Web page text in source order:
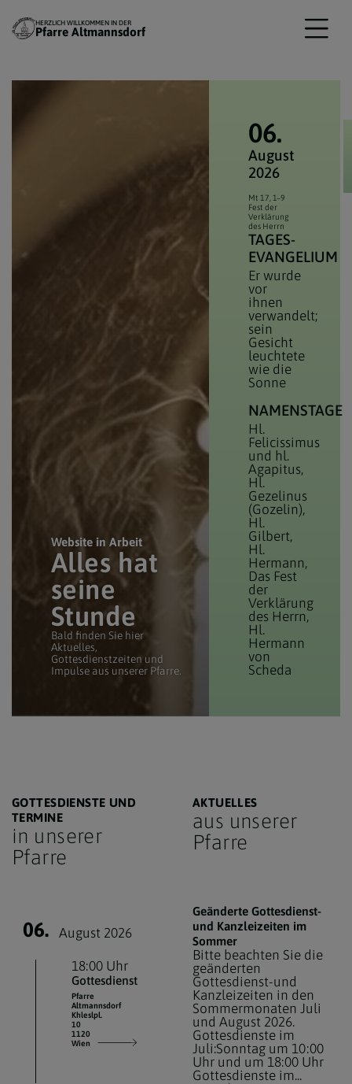
HERZLICH WILLKOMMEN IN DER
Pfarre Altmannsdorf
Website in Arbeit
Alles hat
seine
Stunde
Bald finden Sie hier
Aktuelles,
Gottesdienstzeiten und
Impulse aus unserer Pfarre.
06.
August
2026
Mt 17, 1–9
Fest der
Verklärung
des Herrn
TAGES­
EVANGELIUM
Er wurde
vor
ihnen
verwandelt;
sein
Gesicht
leuchtete
wie die
Sonne
NAMENSTAGE
Hl.
Felicissimus
und hl.
Agapitus
Hl.
Gezelinus
(Gozelin)
Hl.
Gilbert
Hl.
Hermann
Das Fest
der
Verklärung
des Herrn
Hl.
Hermann
von
Scheda
AKTUELLES
aus unserer
Pfarre
Geänderte Gottesdienst-
und Kanzleizeiten im
Sommer
Bitte beachten Sie die
geänderten
Gottesdienst-und
Kanzleizeiten in den
Sommermonaten Juli
und August 2026.
Gottesdienste im
Juli:Sonntag um 10:00
Uhr und um 18:00 Uhr
Gottesdienste im...
GOTTESDIENSTE UND
TERMINE
in unserer
Pfarre
06. August 2026
18:00 Uhr
Gottesdienst
Pfarre
Altmannsdorf
Khleslpl.
10
1120
Wien